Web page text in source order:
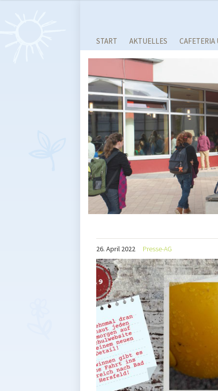
START AKTUELLES
26. April 2022 Presse-AG